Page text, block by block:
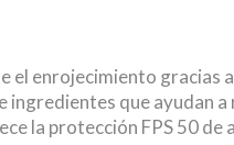
el enrojecimiento gracias
que ayudan a
la protección FPS 50 de